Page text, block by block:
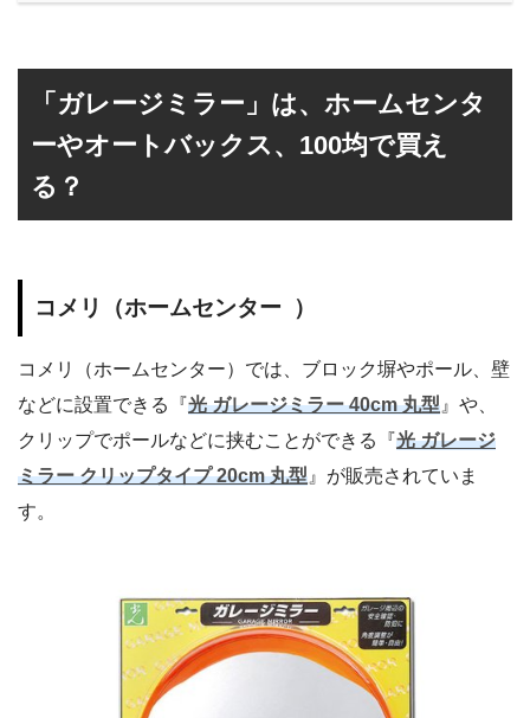
「ガレージミラー」は、ホームセンタ
ーやオートバックス、100均で買え
る？
コメリ（ホームセンター ）
コメリ（ホームセンター）では、ブロック塀やポール、壁
などに設置できる『光 ガレージミラー 40cm 丸型 』や、
クリップでポールなどに挟むことができる『光 ガレージ
ミラー クリップタイプ 20cm 丸型 』が販売されていま
す。